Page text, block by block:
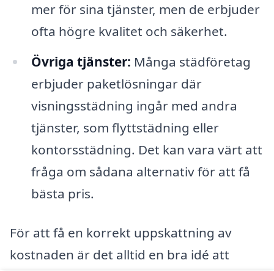
mer för sina tjänster, men de erbjuder
ofta högre kvalitet och säkerhet.
Övriga tjänster: Många städföretag
erbjuder paketlösningar där
visningsstädning ingår med andra
tjänster, som flyttstädning eller
kontorsstädning. Det kan vara värt att
fråga om sådana alternativ för att få
bästa pris.
För att få en korrekt uppskattning av
kostnaden är det alltid en bra idé att